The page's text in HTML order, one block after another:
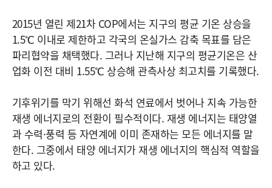
2015년 열린 제21차 COP에서는 지구의 평균 기온 상승을
1.5℃ 이내로 제한하고 각국의 온실가스 감축 목표를 담은
파리협약을 채택했다. 그러나 지난해 지구의 평균기온은 산
업화 이전 대비 1.55℃ 상승해 관측사상 최고치를 기록했다.
기후위기를 막기 위해선 화석 연료에서 벗어나 지속 가능한
재생 에너지로의 전환이 필수적이다. 재생 에너지는 태양열
과 수력·풍력 등 자연계에 이미 존재하는 모든 에너지를 말
한다. 그중에서 태양 에너지가 재생 에너지의 핵심적 역할을
하고 있다.